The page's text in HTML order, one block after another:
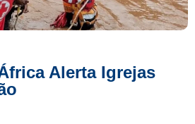
Alerta Igrejas